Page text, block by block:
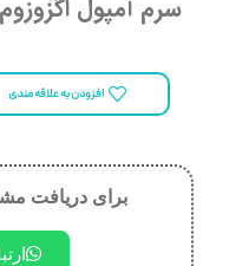
سرم آمپول
افزودن به علاقه مندی
برای دریافت